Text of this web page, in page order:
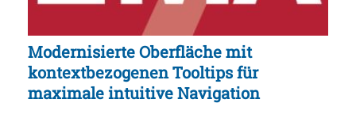
Modernisierte Oberfläche mit
kontextbezogenen Tooltips für
maximale intuitive Navigation